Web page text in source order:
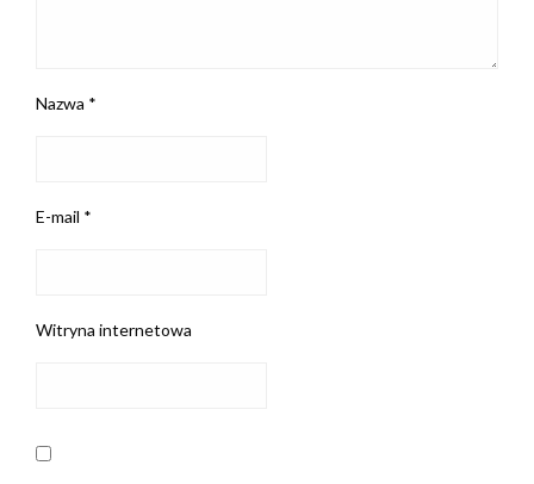
Nazwa *
E-mail *
Witryna internetowa